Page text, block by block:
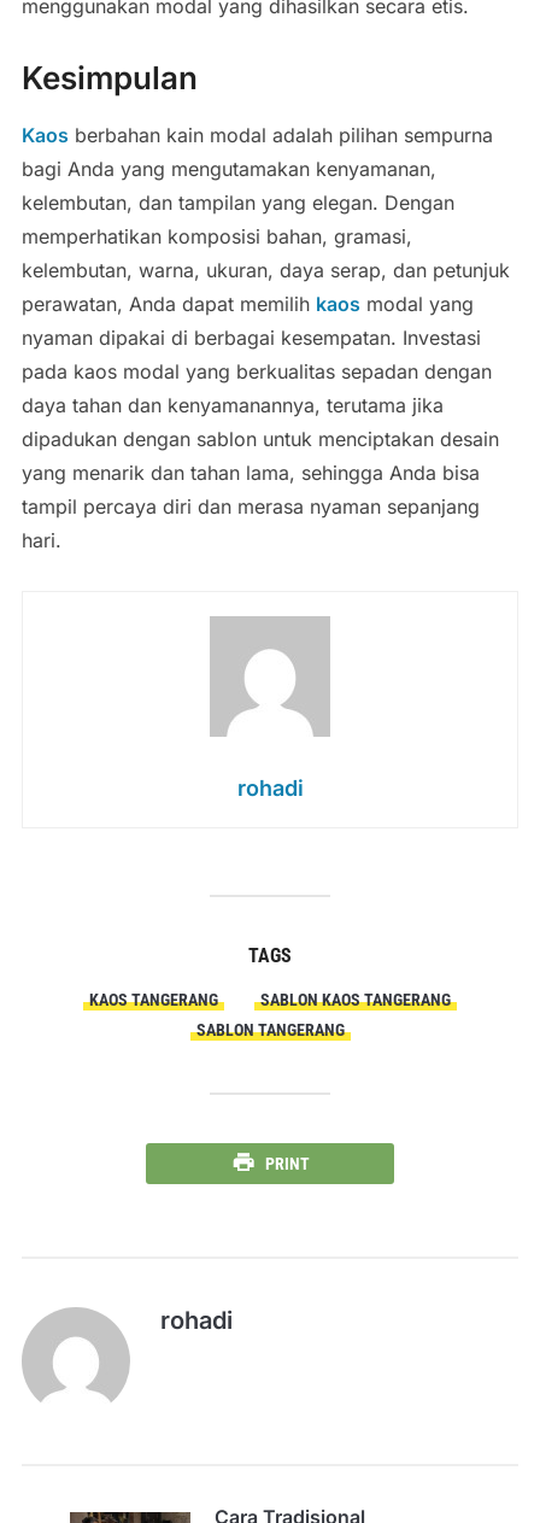
menggunakan modal yang dihasilkan secara etis.
Kesimpulan
Kaos berbahan kain modal adalah pilihan sempurna
bagi Anda yang mengutamakan kenyamanan,
kelembutan, dan tampilan yang elegan. Dengan
memperhatikan komposisi bahan, gramasi,
kelembutan, warna, ukuran, daya serap, dan petunjuk
perawatan, Anda dapat memilih kaos modal yang
nyaman dipakai di berbagai kesempatan. Investasi
pada kaos modal yang berkualitas sepadan dengan
daya tahan dan kenyamanannya, terutama jika
dipadukan dengan sablon untuk menciptakan desain
yang menarik dan tahan lama, sehingga Anda bisa
tampil percaya diri dan merasa nyaman sepanjang
hari.
rohadi
TAGS
KAOS TANGERANG
SABLON KAOS TANGERANG
SABLON TANGERANG
PRINT
rohadi
Cara Tradisional